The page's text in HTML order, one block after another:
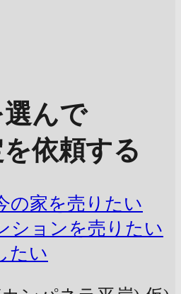
んで
依頼する
の家を売りたい
ションを売りたい
たい